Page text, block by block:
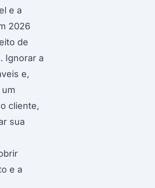
e a
2026
de
Ignorar a
e,
cliente,
sua
e a